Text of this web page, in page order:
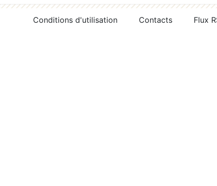
Conditions d'utilisation Contacts Flux